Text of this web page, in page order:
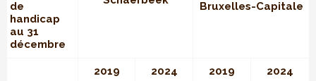
de
handicap
au 31
décembre
Bruxelles-Capitale
2019 2024 2019 2024